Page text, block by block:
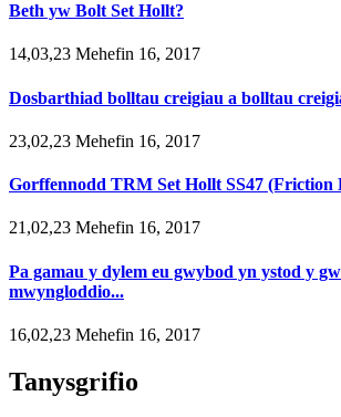
Beth yw Bolt Set Hollt?
14,03,23 Mehefin 16, 2017
Dosbarthiad bolltau creigiau a bolltau
23,02,23 Mehefin 16, 2017
Gorffennodd TRM Set Hollt SS47 (Friction
21,02,23 Mehefin 16, 2017
Pa gamau y dylem eu gwybod yn ystod y
mwyngloddio...
16,02,23 Mehefin 16, 2017
Tanysgrifio